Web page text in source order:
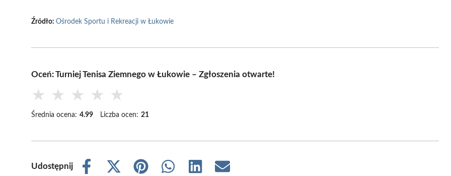
Źródło: Ośrodek Sportu i Rekreacji w Łukowie
Oceń: Turniej Tenisa Ziemnego w Łukowie – Zgłoszenia otwarte!
★ ★ ★ ★ ★
Średnia ocena: 4.99 Liczba ocen: 21
Udostępnij
Share
Share
Share
Share
Share
Share